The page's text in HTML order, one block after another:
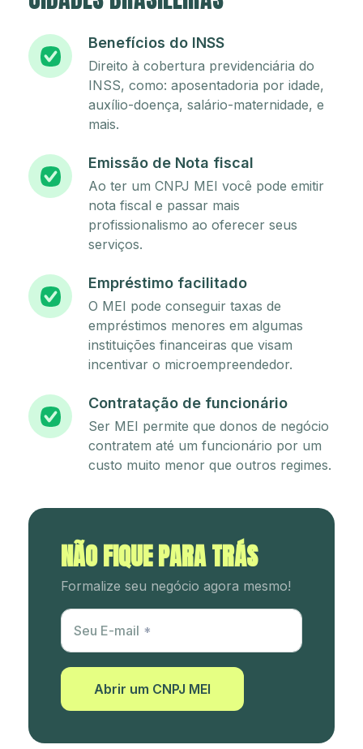
Benefícios do INSS
Direito à cobertura previdenciária do
INSS, como: aposentadoria por idade,
auxílio-doença, salário-maternidade, e
mais.
Emissão de Nota fiscal
Ao ter um CNPJ MEI você pode emitir
nota fiscal e passar mais
profissionalismo ao oferecer seus
serviços.
Empréstimo facilitado
O MEI pode conseguir taxas de
empréstimos menores em algumas
instituições financeiras que visam
incentivar o microempreendedor.
Contratação de funcionário
Ser MEI permite que donos de negócio
contratem até um funcionário por um
custo muito menor que outros regimes.
NÃO FIQUE PARA TRÁS
Formalize seu negócio agora mesmo!
Utm Content
Seu E-mail
Abrir um CNPJ MEI